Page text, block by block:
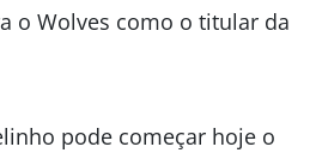
o Wolves como o titular da
pode começar hoje o